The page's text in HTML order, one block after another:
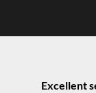
Excellent